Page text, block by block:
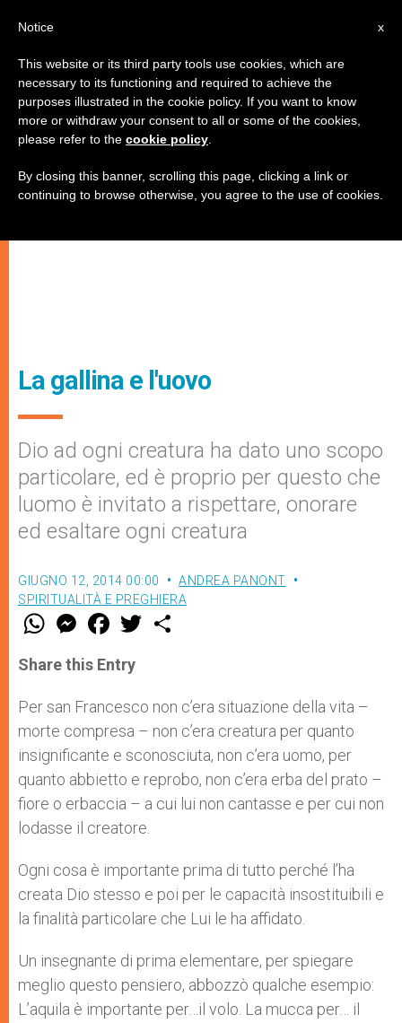
La gallina e l'uovo
Dio ad ogni creatura ha dato uno scopo
particolare, ed è proprio per questo che
luomo è invitato a rispettare, onorare
ed esaltare ogni creatura
GIUGNO 12, 2014 00:00
ANDREA PANONT
SPIRITUALITÀ E PREGHIERA
W
t
s
p
p
M
e
s
e
g
e
r
F
a
e
b
o
k
w
r
Share this Entry
Per san Francesco non c’era situazione della vita –
morte compresa – non c’era creatura per quanto
insignificante e sconosciuta, non c’era uomo, per
quanto abbietto e reprobo, non c’era erba del prato –
fiore o erbaccia – a cui lui non cantasse e per cui non
lodasse il creatore.
Ogni cosa è importante prima di tutto perché l’ha
creata Dio stesso e poi per le capacità insostituibili e
la finalità particolare che Lui le ha affidato.
Un insegnante di prima elementare, per spiegare
meglio questo pensiero, abbozzò qualche esempio:
L’aquila è importante per…il volo. La mucca per… il
x
Notice
This website or its third party tools use cookies, which are
necessary to its functioning and required to achieve the
purposes illustrated in the cookie policy. If you want to know
more or withdraw your consent to all or some of the cookies,
please refer to the cookie policy
By closing this banner, scrolling this page, clicking a link or
continuing to browse otherwise, you agree to the use of cookies.